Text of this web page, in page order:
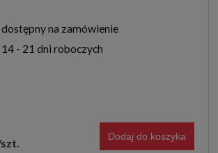
dostępny na zamówienie
14 - 21 dni roboczych
szt. Dodaj do koszyka